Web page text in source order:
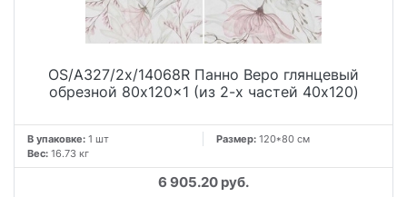
OS/A327/2x/14068R Панно Веро глянцевый
обрезной 80x120x1 (из 2-х частей 40х120)
В упаковке: 1 шт Размер: 120*80 см
Вес: 16.73 кг
6 905.20 руб.